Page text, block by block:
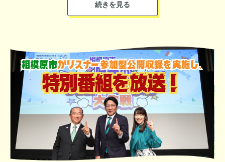
＜地域産業賞＞
ミュージックに、市長が軽快かつはっきりとした口調で話す。
東京からも小松空港、北陸新幹線でアクセスがいいこと。
世界に誇る建設機械メーカーのふるさとでもあること。
九谷焼に代表される名品、那谷寺、粟津温泉などの名だたる観光
地。冬のカニ、寒ブリなど代表するグルメ。
ビジネスチャンスにも、暮らしやすい住環境にもと小松市のすば
らしさをアピールした。
続いて「飯田浩司のOK！Cozy up！」では、ニッポン放送×京急
電鉄によるスペシャルコラボ企画として品川駅から三浦海岸駅ま
での特別列車が運行され、車掌を務める飯田アナは抽選に当選し
乗車した100名のリスナーを車内アナウンスやトークで楽しませ
た。
「天下第一の桜」として名高く、日本三大桜の名所でもある高遠
植したところからはじまり、今年150周年を迎えます。
高遠固有種である「タカトオコヒガンザクラ」は一般的なソメイ
ヨシノより小ぶりで赤みをおび、こぼれるように咲く可憐さと規
模の大きさから「天下第一の桜」と称されるようになり、約
1500本もの桜が薄紅の雲のように園内を埋め尽くす様子は圧巻
です。
高遠のさくらは県天然記念物に指定されており、満開時には約15
万人の観光客が訪れます。多くの方に楽しんでいただくため、桜